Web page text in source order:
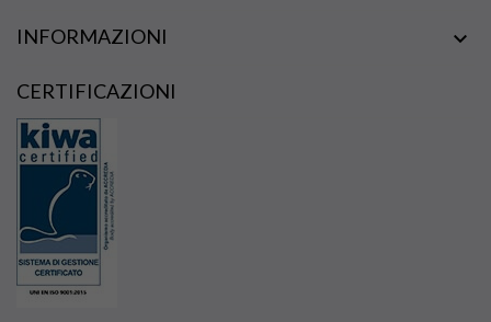
INFORMAZIONI 
CERTIFICAZIONI